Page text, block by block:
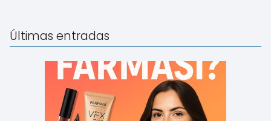
Últimas entradas